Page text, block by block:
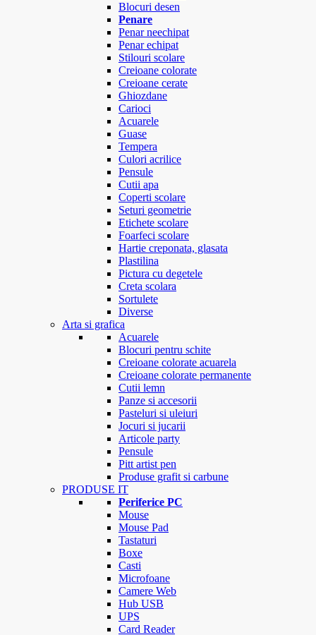
Blocuri desen
Penare
Penar neechipat
Penar echipat
Stilouri scolare
Creioane colorate
Creioane cerate
Ghiozdane
Carioci
Acuarele
Guase
Tempera
Culori acrilice
Pensule
Cutii apa
Coperti scolare
Seturi geometrie
Etichete scolare
Foarfeci scolare
Hartie creponata, glasata
Plastilina
Pictura cu degetele
Creta scolara
Sortulete
Diverse
Arta si grafica
Acuarele
Blocuri pentru schite
Creioane colorate acuarela
Creioane colorate permanente
Cutii lemn
Panze si accesorii
Pasteluri si uleiuri
Jocuri si jucarii
Articole party
Pensule
Pitt artist pen
Produse grafit si carbune
PRODUSE IT
Periferice PC
Mouse
Mouse Pad
Tastaturi
Boxe
Casti
Microfoane
Camere Web
Hub USB
UPS
Card Reader